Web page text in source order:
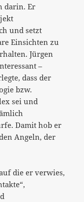
darin. Er
und setzt
Einsichten zu
Jürgen
–
dass der
bzw.
sei und
Damit hob er
Angeln, der
die er verwies,